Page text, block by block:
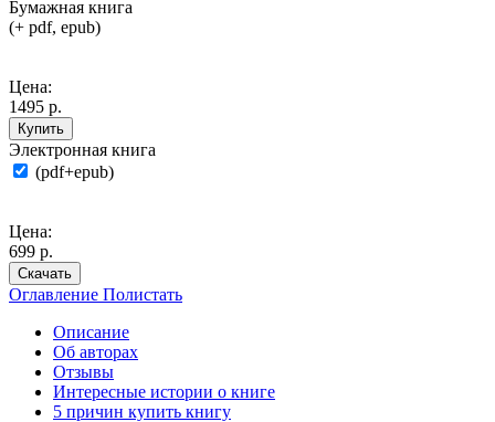
Бумажная книга
(+ pdf, epub)
Цена:
1495 р.
Купить
Электронная книга
(pdf+epub)
Цена:
699 р.
Скачать
Оглавление Полистать
Описание
Об авторах
Отзывы
Интересные истории о книге
5 причин купить книгу